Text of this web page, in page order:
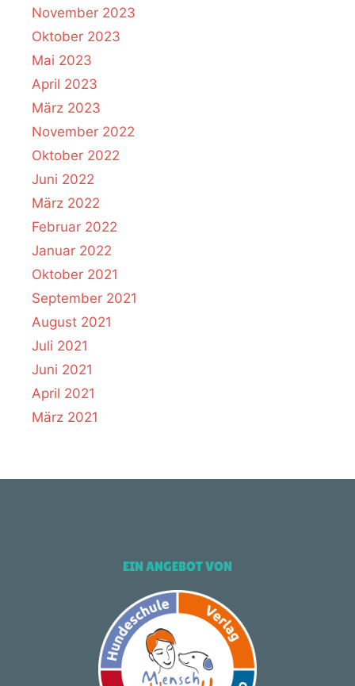
November 2023
Oktober 2023
Mai 2023
April 2023
März 2023
November 2022
Oktober 2022
Juni 2022
März 2022
Februar 2022
Januar 2022
Oktober 2021
September 2021
August 2021
Juli 2021
Juni 2021
April 2021
März 2021
EIN ANGEBOT VON